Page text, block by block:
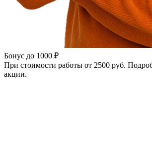
Бонус до 1000 ₽
При стоимости работы от 2500 руб.
акции.